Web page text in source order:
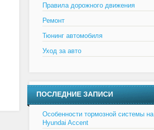
Правила дорожного движения
Ремонт
Тюнинг автомобиля
Уход за авто
ПОСЛЕДНИЕ ЗАПИСИ
Особенности тормозной системы на
Hyundai Accent